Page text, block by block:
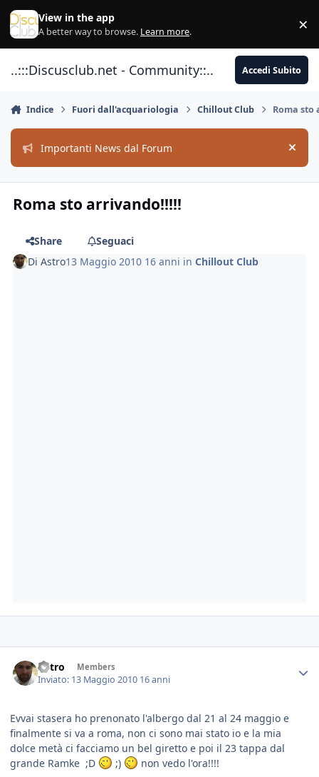
Vai al contenuto
View in the app
A better way to browse. Learn more. ×
..:::Discusclub.net - Community::.. Accedi Subito
Indice Fuori dall'acquariologia Chillout Club Roma
Importanti News dal Forum Hide
Roma sto arrivando!!!!!
Share
Seguaci
DiAstro13 Maggio 2010 16 anni inChillout Club
Astro Members
Inviato: 13 Maggio 2010 16 anni
Evvai stasera ho prenonato l'albergo dal 21 al 24 maggio e
finalmente si va a roma, non ci sono mai stato io e la mia
dolce metà ci facciamo un bel giretto e poi il 23 tappa dal
grande Ramke ;D
;) non vedo l'ora!!!!